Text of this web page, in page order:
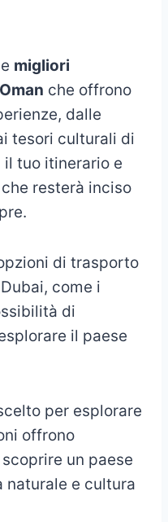
migliori
che offrono
dalle
tesori culturali di
il tuo itinerario e
resterà inciso
di trasporto
come i
di
il paese
per esplorare
offrono
un paese
naturale e cultura